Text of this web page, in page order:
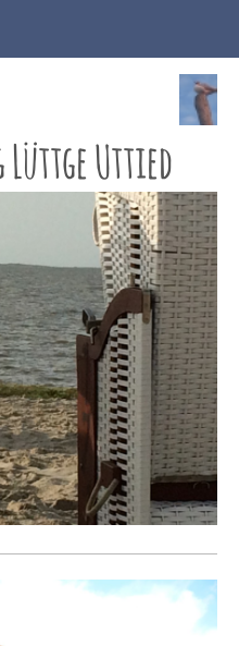
Lüttge Uttied